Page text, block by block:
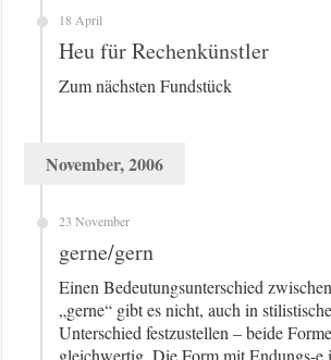
18 April
Heu für Rechenkünstler
Zum nächsten Fundstück
November, 2006
23 November
gerne/gern
Einen Bedeutungsunterschied
„gerne“ gibt es nicht, auch in
Unterschied festzustellen – beide